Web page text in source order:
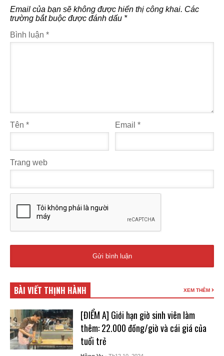
Email của bạn sẽ không được hiển thị công khai. Các
trường bắt buộc được đánh dấu *
Bình luận *
Tên * Email*
Trang web
BÀI VIẾT THỊNH HÀNH XEM THÊM
[ĐIỂM A] Giới hạn giờ sinh viên làm
thêm: 22.000 đồng/giờ và cái giá của
tuổi trẻ